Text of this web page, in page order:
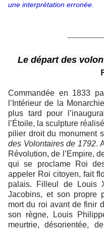
une interprétation erronée.
Le départ des
Commandée en 1833
l’Intérieur de la
plus tard pour
l’Étoile, la sculpture
pilier droit du monument
des Volontaires de 1792.
Révolution, de l’Empire,
qui se proclame Roi
appeler Roi citoyen, fait
palais. Filleul de Louis
Jacobins, et son propre
mort du roi avant de finir
son règne, Louis
meurtrie, désorientée,